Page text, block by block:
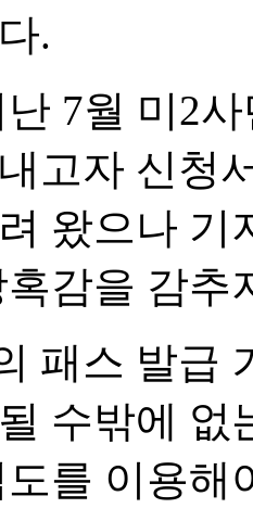
.
7월 미2
고자 신청
왔으나
감을 감추
패스 발급
수밖에 없
를 이용해